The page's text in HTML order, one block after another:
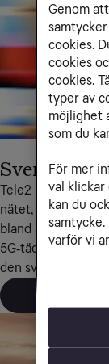
Sveriges
Tele2 har
nätet, och delar
bland annat bästa
den svenska
Genom
cookies.
cookies
cookies.
typer av
möjlighet
som du
För mer
val klickar
kan du
varför vi